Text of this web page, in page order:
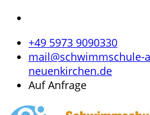
+49 5973 9090330
mail@schwimmschule-
neuenkirchen.de
Auf Anfrage